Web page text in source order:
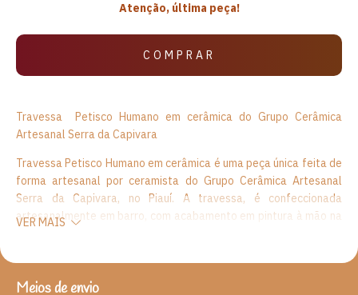
Atenção, última peça!
Travessa Petisco Humano em cerâmica do Grupo Cerâmica
Artesanal Serra da Capivara
Travessa Petisco Humano em cerâmica é uma peça única feita de
forma artesanal por ceramista do Grupo Cerâmica Artesanal
Serra da Capivara, no Piauí. A travessa, é confeccionada
artesanalmente em barro, com acabamento em pintura à mão na
O barro é a matéria prima do trabalho e é com ele que os
VER MAIS
ENTREGAS PARA O CEP:
Meios de envio